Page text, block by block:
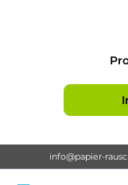
info@papier-